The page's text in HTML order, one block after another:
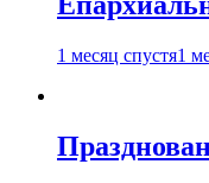
1 месяц спустя1